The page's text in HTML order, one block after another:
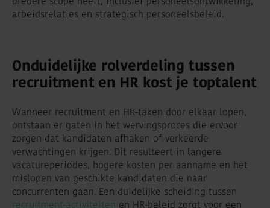
arbeidsrelaties en strategisch personeelsbeleid.
Onduidelijke rolverdeling tussen
recruitment en HR kost je toptalent
Wanneer recruitment en HR-taken door elkaar lopen,
ontstaan er gaten in het wervingsproces die ervoor
zorgen dat kandidaten afhaken of verkeerde
verwachtingen krijgen. Dit resulteert in langere
vacatureperiodes, hogere kosten per aanname en het
mislopen van geschikte kandidaten die naar
concurrenten gaan. Een duidelijke scheiding tussen
recruitment-activiteiten en HR-beleid zorgt voor een